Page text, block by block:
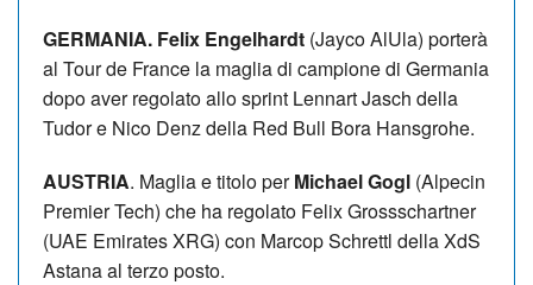
GERMANIA. Felix Engelhardt (Jayco AlUla) porterà
al Tour de France la maglia di campione di Germania
dopo aver regolato allo sprint Lennart Jasch della
Tudor e Nico Denz della Red Bull Bora Hansgrohe.
AUSTRIA. Maglia e titolo perMichael Gogl (Alpecin
Premier Tech) che ha regolato Felix Grossschartner
(UAE Emirates XRG) con Marcop Schrettl della XdS
Astana al terzo posto.